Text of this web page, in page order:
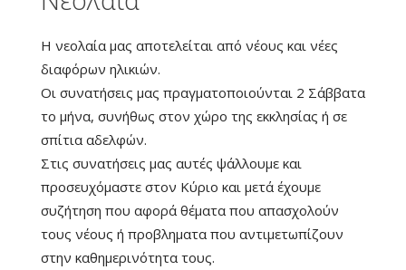
Η νεολαία μας αποτελείται από νέους και νέες
διαφόρων ηλικιών.
Οι συνατήσεις μας πραγματοποιούνται 2 Σάββατα
το μήνα, συνήθως στον χώρο της εκκλησίας ή σε
σπίτια αδελφών.
Στις συνατήσεις μας αυτές ψάλλουμε και
προσευχόμαστε στον Κύριο και μετά έχουμε
συζήτηση που αφορά θέματα που απασχολούν
τους νέους ή προβληματα που αντιμετωπίζουν
στην καθημερινότητα τους.